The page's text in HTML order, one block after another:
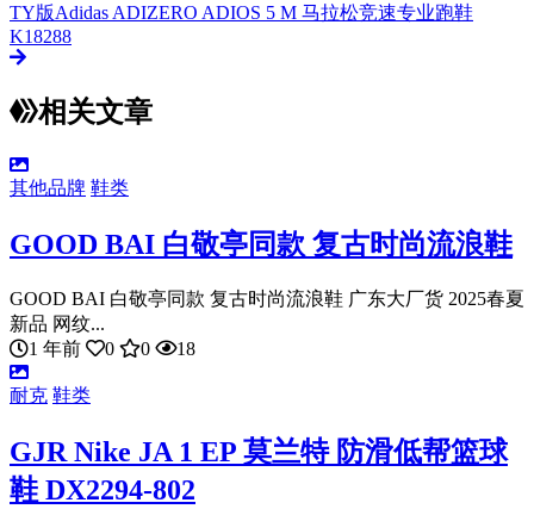
TY版Adidas ADIZERO ADIOS 5 M 马拉松竞速专业跑鞋
K18288
相关文章
其他品牌 鞋类
GOOD BAI 白敬亭同款 复古时尚流浪鞋
GOOD BAI 白敬亭同款 复古时尚流浪鞋 广东大厂货 2025春夏
新品 网纹...
1 年前
0 0 18
耐克 鞋类
GJR Nike JA 1 EP 莫兰特 防滑低帮篮球
鞋 DX2294-802